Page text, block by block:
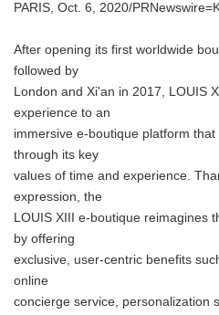
PARIS, Oct. 6, 2020/
After opening its first worldwide
followed by
London and Xi'an in 2017, LOUIS
experience to an
immersive e-boutique platform
through its key
values of time and experience.
expression, the
LOUIS XIII e-boutique reimagines
by offering
exclusive, user-centric benefits
online
concierge service, personalization